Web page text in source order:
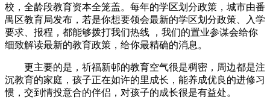
校，全龄段教育资本全笼盖。每年的学区划分政策，城市由番
禺区教育局发布，若是你想要领会最新的学区划分政策、入学
要求、报程，都能够拨打我们热线 ，我们的置业参谋会给你
细致解读最新的教育政策，给你最精确的消息。
更主要的是，祈福新邨的教育空气很是稠密，周边都是注
沉教育的家庭，孩子正在如许的里成长，能养成优良的进修习
惯，交到情投意合的伴侣，对孩子的成长很是有益处。